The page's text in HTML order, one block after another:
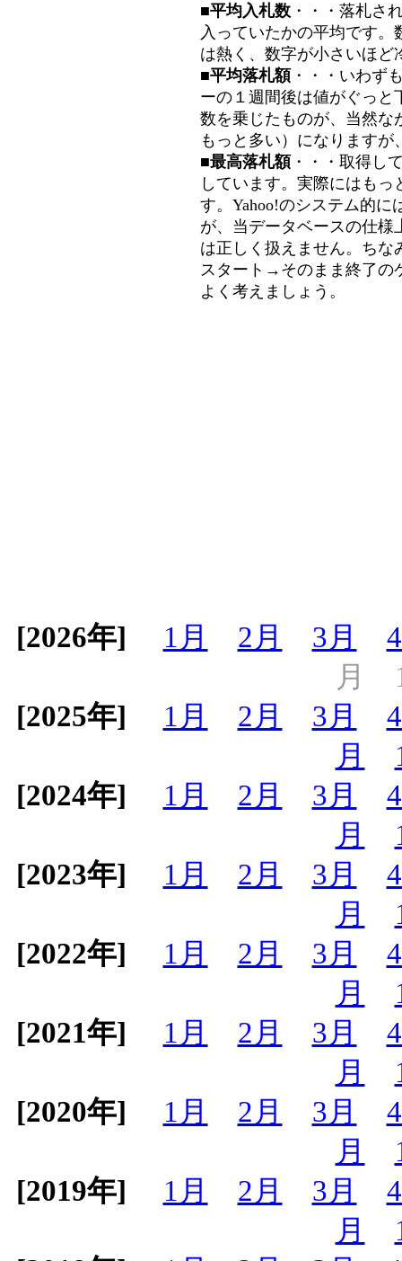
■平均入札数 ・・・落札さ
入っていたかの平均です
は熱く、数字が小さいほど
■平均落札額 ・・・いわず
ーの１週間後は値がぐっと
数を乗じたものが、当然な
もっと多い）になります
■最高落札額 ・・・取得し
しています。実際にはも
す。Yahoo!のシステム的に
が、当データベースの仕様
は正しく扱えません。ちな
スタート→そのまま終了の
よく考えましょう。
[2026年] 1月 2月 3月
月
[2025年]
1月 2月 3月
月
[2024年]
1月 2月 3月
月
[2023年]
1月 2月 3月
月
[2022年]
1月 2月 3月
月
[2021年]
1月 2月 3月
月
[2020年]
1月 2月 3月
月
[2019年]
1月 2月 3月
月